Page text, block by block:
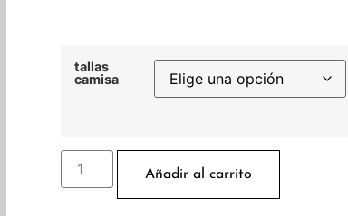
tallas
camisa
Añadir al carrito